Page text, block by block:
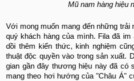
Mũ nam hàng hiệu
Với mong muốn mang đến những trải
quý khách hàng của mình. Fila đã
dồi thêm kiến thức, kinh nghiệm
thuật độc quyền vào trong sản xuất.
gian gần đây thương hiệu này đã có
mang theo hơi hướng của "Châu Á"